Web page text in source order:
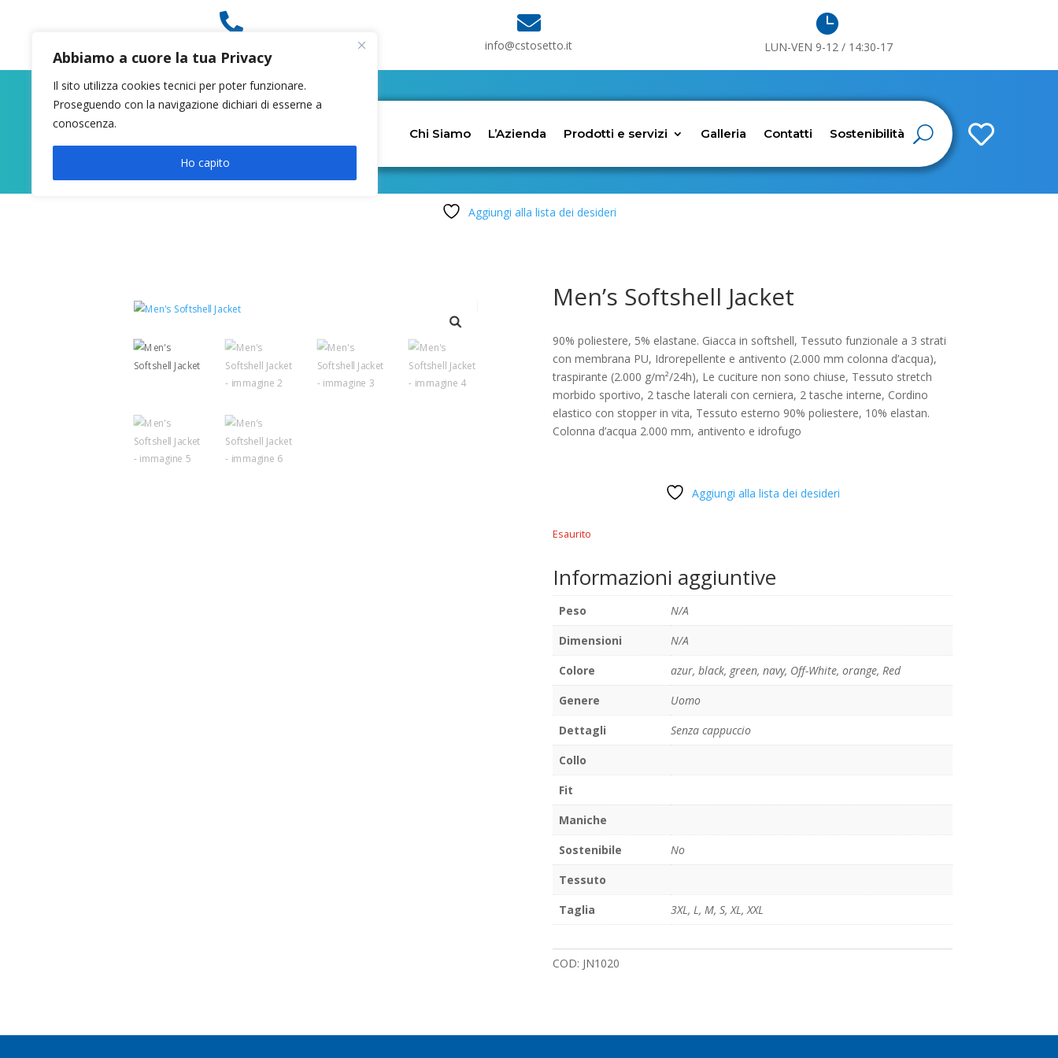
Abbiamo a cuore la tua Privacy
Il sito utilizza cookies tecnici per poter funzionare.
Proseguendo con la navigazione dichiari di esserne a
conoscenza.
Ho capito
 
info@cstosetto.it

LUN-VEN 9-12 / 14:30-17

Chi Siamo L’Azienda Prodotti e servizi Galleria Contatti Sostenibilità
Aggiungi alla lista dei desideri
Men’s Softshell Jacket
90% poliestere, 5% elastane. Giacca in softshell, Tessuto funzionale a 3 strati
con membrana PU, Idrorepellente e antivento (2.000 mm colonna d’acqua),
traspirante (2.000 g/m²/24h), Le cuciture non sono chiuse, Tessuto stretch
morbido sportivo, 2 tasche laterali con cerniera, 2 tasche interne, Cordino
elastico con stopper in vita, Tessuto esterno 90% poliestere, 10% elastan.
Colonna d’acqua 2.000 mm, antivento e idrofugo
Aggiungi alla lista dei desideri
Esaurito
Informazioni aggiuntive
Peso
N/A
Dimensioni
N/A
Colore
azur, black, green, navy, Off-White, orange, Red
Genere
Uomo
Dettagli
Senza cappuccio
Collo
Fit
Maniche
Sostenibile
No
Tessuto
Taglia
3XL, L, M, S,XL,XXL
COD: JN1020